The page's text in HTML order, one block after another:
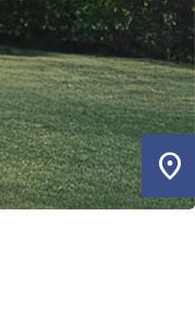
location_on